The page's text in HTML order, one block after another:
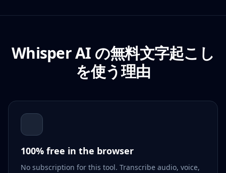
Whisper AI の無料文字起こし
を使う理由
100% free in the browser
No subscription for this tool. Transcribe audio, voice,